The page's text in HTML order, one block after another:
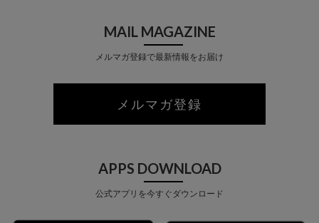
MAIL MAGAZINE
メルマガ登録で最新情報をお届け
メルマガ登録
APPS DOWNLOAD
公式アプリを今すぐダウンロード